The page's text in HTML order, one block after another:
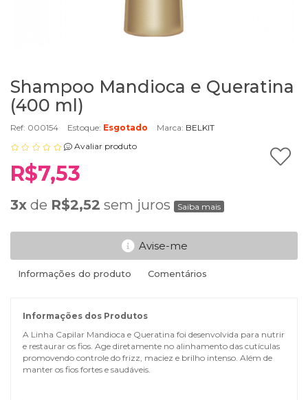
Shampoo Mandioca e Queratina
(400 ml)
Ref: 000154 Estoque: Esgotado Marca: BELKIT
Avaliar produto
R$7,53
3x de R$2,52 sem juros Saiba mais
Avise-me
Informações do produto Comentários
Informações dos Produtos
A Linha Capilar Mandioca e Queratina foi desenvolvida para nutrir
e restaurar os fios. Age diretamente no alinhamento das cutículas
promovendo controle do frizz, maciez e brilho intenso. Além de
manter os fios fortes e saudáveis.